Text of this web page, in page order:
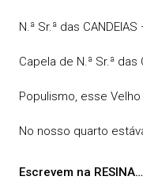
N.ª Sr.ª das
Capela de N.ª Sr.ª das
Populismo, esse
No nosso quarto
Escrevem na RESINA…